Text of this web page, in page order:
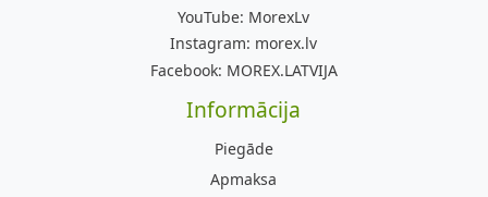
YouTube: MorexLv
Instagram: morex.lv
Facebook: MOREX.LATVIJA
Informācija
Piegāde
Apmaksa